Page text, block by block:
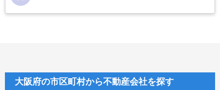
大阪府の市区町村から不動産会社を探す